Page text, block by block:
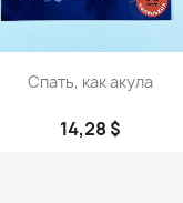
Просмотр
Спать, как акула
14,28 $